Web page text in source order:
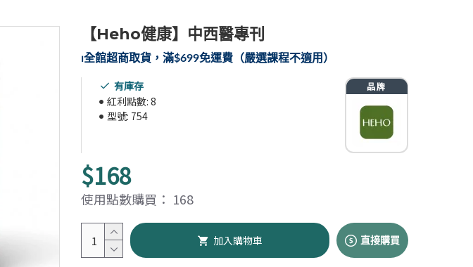
【Heho健康】中西醫專刊
⏐全館超商取貨，滿$699免運費（嚴選課程不適用）
有庫存
紅利點數: 8
型號: 754
$168
使用點數購買： 168
加入購物車 直接購買